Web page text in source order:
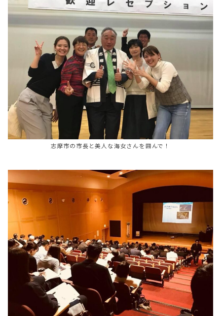
志摩市の市長と美人な海女さんを囲んで！